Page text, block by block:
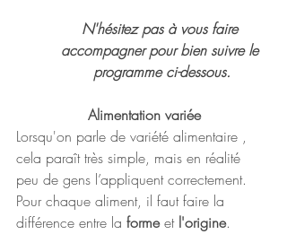
N'hésitez pas à vous faire
accompagner pour bien suivre le
programme ci-dessous.
Alimentation variée
Lorsqu'on parle de variété alimentaire ,
cela paraît très simple, mais en réalité
peu de gens l’appliquent correctement.
Pour chaque aliment, il faut faire la
différence entre la forme et l'origine.